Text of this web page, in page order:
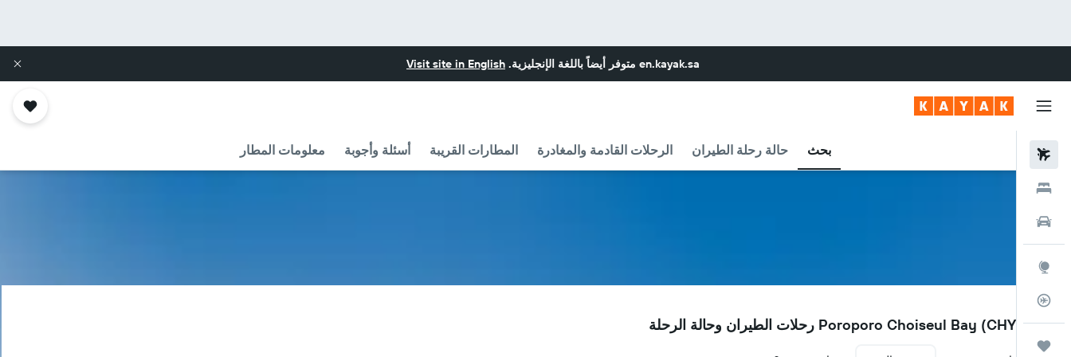
en.kayak.sa متوفر أيضاً باللغة الإنجليزية. Visit site in English
بحث حالة رحلة الطيران الرحلات القادمة والمغادرة المطارات القريبة أسئلة وأجوبة معلومات المطار
CHY
مطار Poroporo Choiseul Bay (CHY) رحلات الطيران وحالة الرحلة